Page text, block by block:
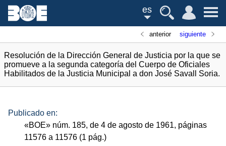
es
anterior siguiente
Resolución de la Dirección General de Justicia por la que se
promueve a la segunda categoría del Cuerpo de Oficiales
Habilitados de la Justicia Municipal a don José Savall Soria.
Publicado en:
«BOE» núm. 185, de 4 de agosto de 1961, páginas
11576 a 11576 (1 pág.)